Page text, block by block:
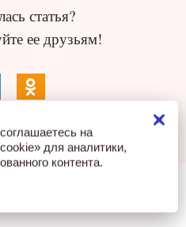
статья?
ее друзьям!
на
для аналитики,
контента.